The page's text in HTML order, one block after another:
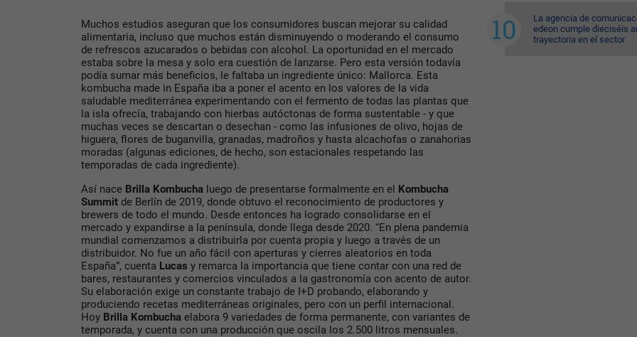
Muchos estudios aseguran que los consumidores buscan mejorar su calidad
alimentaria, incluso que muchos están disminuyendo o moderando el consumo
de refrescos azucarados o bebidas con alcohol. La oportunidad en el mercado
estaba sobre la mesa y solo era cuestión de lanzarse. Pero esta versión todavía
podía sumar más beneficios, le faltaba un ingrediente único: Mallorca. Esta
kombucha made in España iba a poner el acento en los valores de la vida
saludable mediterránea experimentando con el fermento de todas las plantas que
la isla ofrecía, trabajando con hierbas autóctonas de forma sustentable - y que
muchas veces se descartan o desechan - como las infusiones de olivo, hojas de
higuera, flores de buganvilla, granadas, madroños y hasta alcachofas o zanahorias
moradas (algunas ediciones, de hecho, son estacionales respetando las
temporadas de cada ingrediente).
Así nace Brilla Kombucha luego de presentarse formalmente en el Kombucha
Summit de Berlín de 2019, donde obtuvo el reconocimiento de productores y
brewers de todo el mundo. Desde entonces ha logrado consolidarse en el
mercado y expandirse a la península, donde llega desde 2020. “En plena pandemia
mundial comenzamos a distribuirla por cuenta propia y luego a través de un
distribuidor. No fue un año fácil con aperturas y cierres aleatorios en toda
España”, cuenta Lucas y remarca la importancia que tiene contar con una red de
bares, restaurantes y comercios vinculados a la gastronomía con acento de autor.
Su elaboración exige un constante trabajo de I+D probando, elaborando y
produciendo recetas mediterráneas originales, pero con un perfil internacional.
Hoy Brilla Kombucha elabora 9 variedades de forma permanente, con variantes de
temporada, y cuenta con una producción que oscila los 2.500 litros mensuales.
La agencia de
edeon cumple dieciséis
trayectoria en el sector